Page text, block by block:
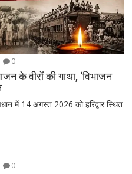
0
के वीरों की गाथा, ‘विभाजन
में 14 अगस्त 2026 को हरिद्वार स्थित
0